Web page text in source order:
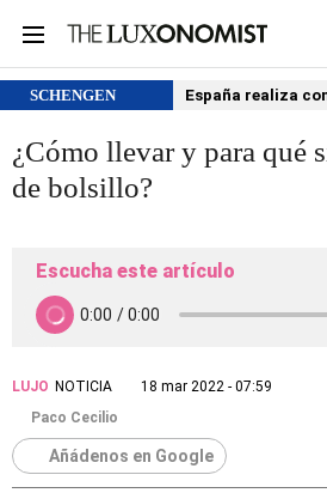
SCHENGEN España realiza
¿Cómo llevar y para qué
de bolsillo?
Escucha este artículo
LUJO NOTICIA
18 mar 2022 - 07:59
Paco Cecilio
Añádenos en Google